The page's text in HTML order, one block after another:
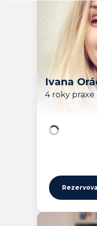
Ivana
4 roky praxe